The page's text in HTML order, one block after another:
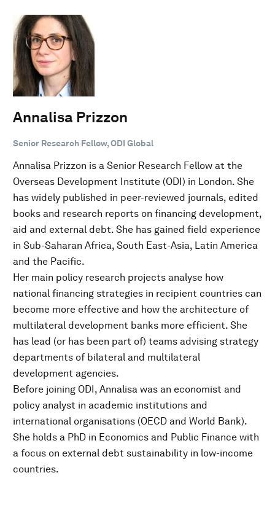
Annalisa Prizzon
Senior Research Fellow, ODI Global
Annalisa Prizzon is a Senior Research Fellow at the
Overseas Development Institute (ODI) in London. She
has widely published in peer-reviewed journals, edited
books and research reports on financing development,
aid and external debt. She has gained field experience
in Sub-Saharan Africa, South East-Asia, Latin America
and the Pacific.
Her main policy research projects analyse how
national financing strategies in recipient countries can
become more effective and how the architecture of
multilateral development banks more efficient. She
has lead (or has been part of) teams advising strategy
departments of bilateral and multilateral
development agencies.
Before joining ODI, Annalisa was an economist and
policy analyst in academic institutions and
international organisations (OECD and World Bank).
She holds a PhD in Economics and Public Finance with
a focus on external debt sustainability in low-income
countries.